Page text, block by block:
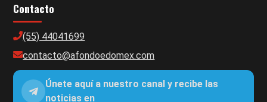
Contacto
(55) 44041699
contacto@afondoedomex.com
Únete aquí a nuestro canal y recibe las
noticias en